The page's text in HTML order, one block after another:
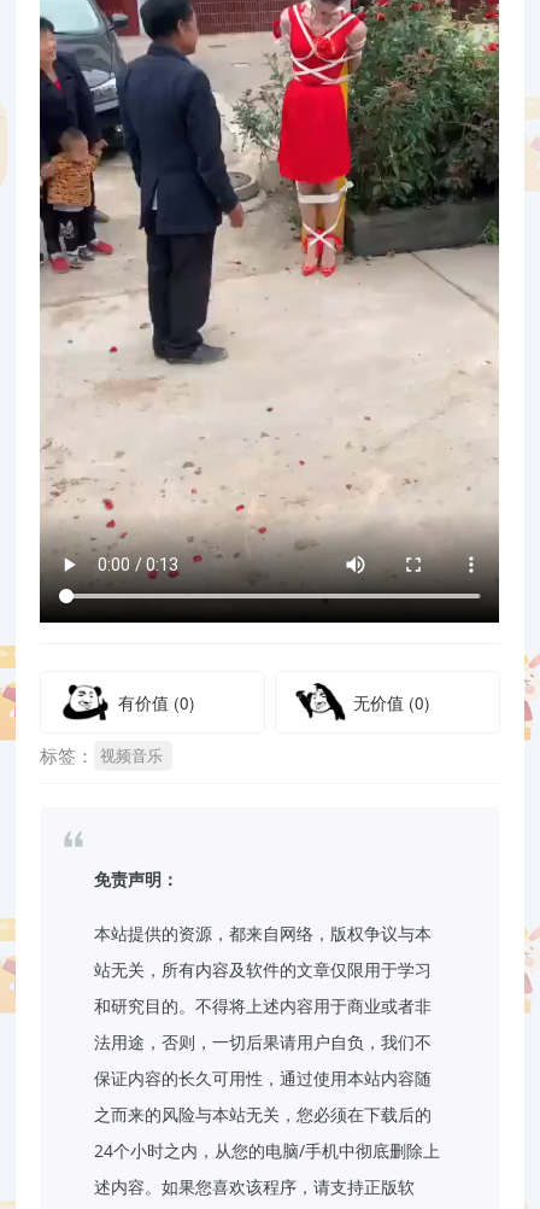
有价值 (0) 无价值 (0)
标签： 视频音乐
免责声明：
本站提供的资源，都来自网络，版权争议与本
站无关，所有内容及软件的文章仅限用于学习
和研究目的。不得将上述内容用于商业或者非
法用途，否则，一切后果请用户自负，我们不
保证内容的长久可用性，通过使用本站内容随
之而来的风险与本站无关，您必须在下载后的
24个小时之内，从您的电脑/手机中彻底删除上
述内容。如果您喜欢该程序，请支持正版软